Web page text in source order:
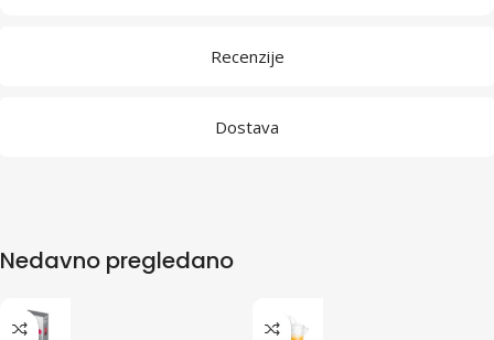
Recenzije
Dostava
Nedavno pregledano